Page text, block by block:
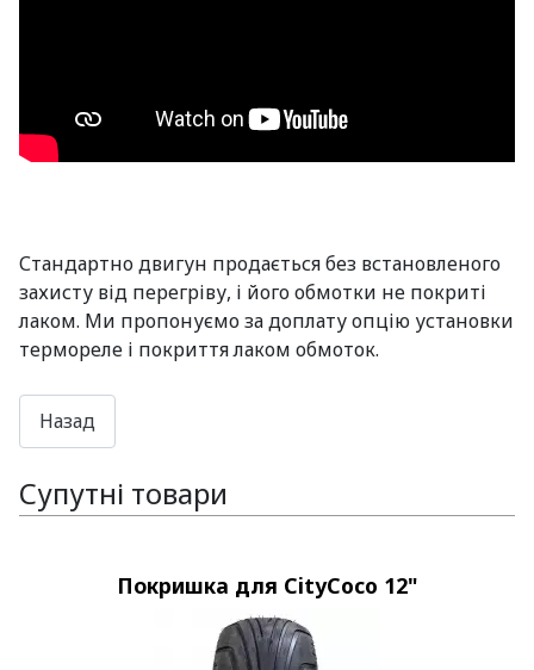
Стандартно двигун продається без встановленого
захисту від перегріву, і його обмотки не покриті
лаком. Ми пропонуємо за доплату опцію установки
термореле і покриття лаком обмоток.
Супутні товари
Покришка для CityCoco 12"